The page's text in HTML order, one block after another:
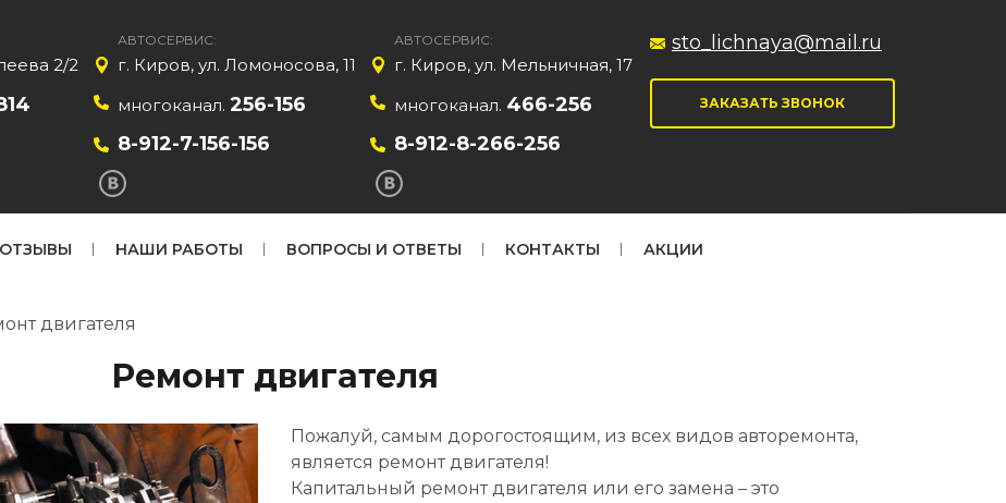
2/2
АВТОСЕРВИС:
г. Киров, ул. Ломоносова, 11
многоканал. 256-156
8-912-7-156-156
АВТОСЕРВИС:
г. Киров, ул. Мельничная, 17
многоканал. 466-256
8-912-8-266-256
sto_lichnaya@mail.ru
ЗАКАЗАТЬ ЗВОНОК
ОТЗЫВЫ НАШИ РАБОТЫ ВОПРОСЫ И ОТВЕТЫ КОНТАКТЫ АКЦИИ
двигателя
Ремонт двигателя
Пожалуй, самым дорогостоящим, из всех видов авторемонта,
является ремонт двигателя!
Капитальный ремонт двигателя или его замена – это